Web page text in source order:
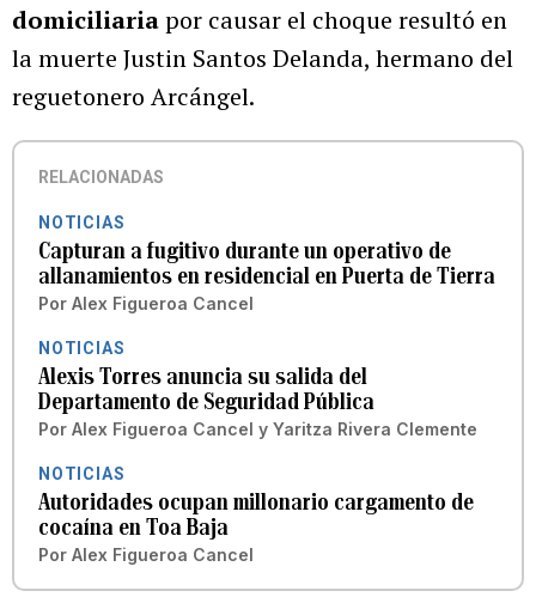
domiciliariapor causar el choque resultó en
la muerte Justin Santos Delanda, hermano del
reguetonero Arcángel.
RELACIONADAS
NOTICIAS
Capturan a fugitivo durante un operativo de
allanamientos en residencial en Puerta de Tierra
Por Alex Figueroa Cancel
NOTICIAS
Alexis Torres anuncia su salida del
Departamento de Seguridad Pública
Por Alex Figueroa Cancel y Yaritza Rivera Clemente
NOTICIAS
Autoridades ocupan millonario cargamento de
cocaína en Toa Baja
Por Alex Figueroa Cancel